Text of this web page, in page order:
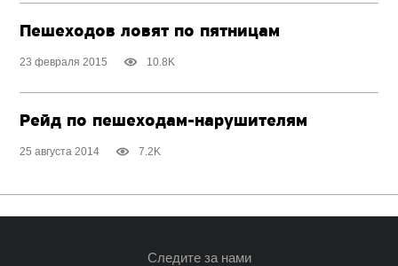
Пешеходов ловят по пятницам
23 февраля 2015 10.8K
Рейд по пешеходам-нарушителям
25 августа 2014 7.2K
Следите за нами